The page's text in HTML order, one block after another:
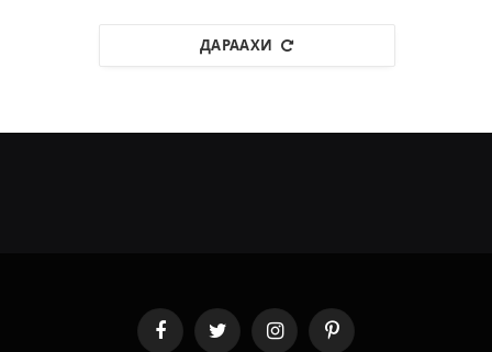
ДАРААХИ
FacebookTwitter InstagramPinterest